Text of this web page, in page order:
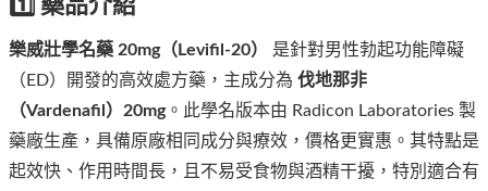
1️⃣ 藥品介紹
樂威壯學名藥 20mg（Levifil-20）
是針對男性勃起功能障礙
（ED）開發的高效處方藥，主成分為 伐地那非
（Vardenafil）20mg。此學名版本由 Radicon Laboratories 製
藥廠生產，具備原廠相同成分與療效，價格更實惠。其特點是
起效快、作用時間長，且不易受食物與酒精干擾，特別適合有